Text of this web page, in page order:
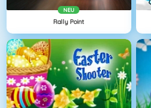
NEU
Rally Point